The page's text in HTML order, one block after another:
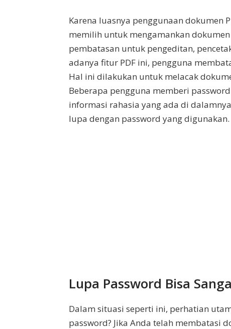
Karena luasnya penggunaan dokumen
memilih untuk mengamankan
pembatasan untuk pengeditan,
adanya fitur PDF ini, pengguna
Hal ini dilakukan untuk melacak
Beberapa pengguna memberi
informasi rahasia yang ada di
lupa dengan password yang digunakan.
Lupa Password Bisa
Dalam situasi seperti ini, perhatian
password? Jika Anda telah membatasi